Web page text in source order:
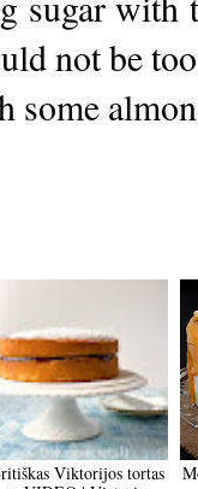
not be
some
Viktorijos tortas